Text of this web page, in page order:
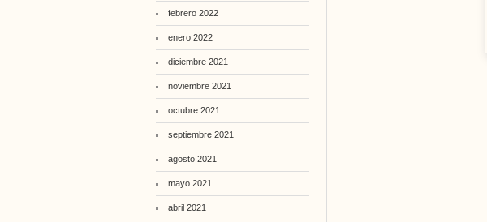
febrero 2022
enero 2022
diciembre 2021
noviembre 2021
octubre 2021
septiembre 2021
agosto 2021
mayo 2021
abril 2021